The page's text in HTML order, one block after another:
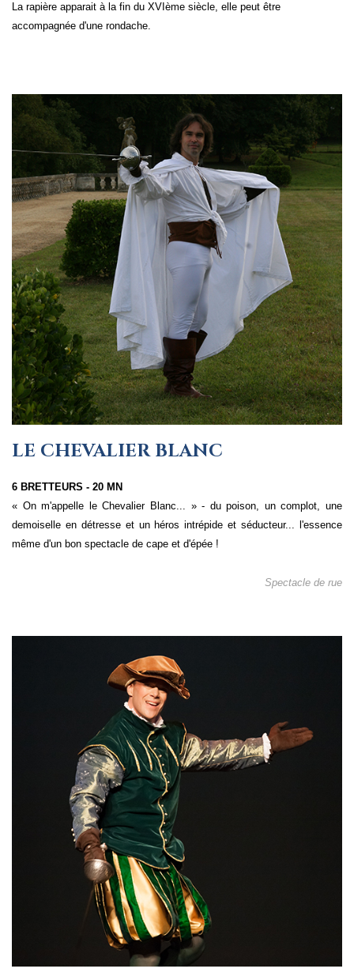
La rapière apparait à la fin du XVIème siècle, elle peut être
accompagnée d'une rondache.
LE CHEVALIER BLANC
6 BRETTEURS - 20 MN
« On m'appelle le Chevalier Blanc... » - du poison, un complot, une
demoiselle en détresse et un héros intrépide et séducteur... l'essence
même d'un bon spectacle de cape et d'épée !
Spectacle de rue